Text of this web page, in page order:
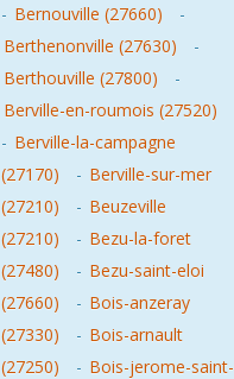
- Bernouville (27660)
-
Berthenonville (27630)
-
Berthouville (27800)
-
Berville-en-roumois (27520)
- Berville-la-campagne
(27170)
- Berville-sur-mer
(27210)
- Beuzeville
(27210)
- Bezu-la-foret
(27480)
- Bezu-saint-eloi
(27660)
- Bois-anzeray
(27330)
- Bois-arnault
(27250)
- Bois-jerome-saint-